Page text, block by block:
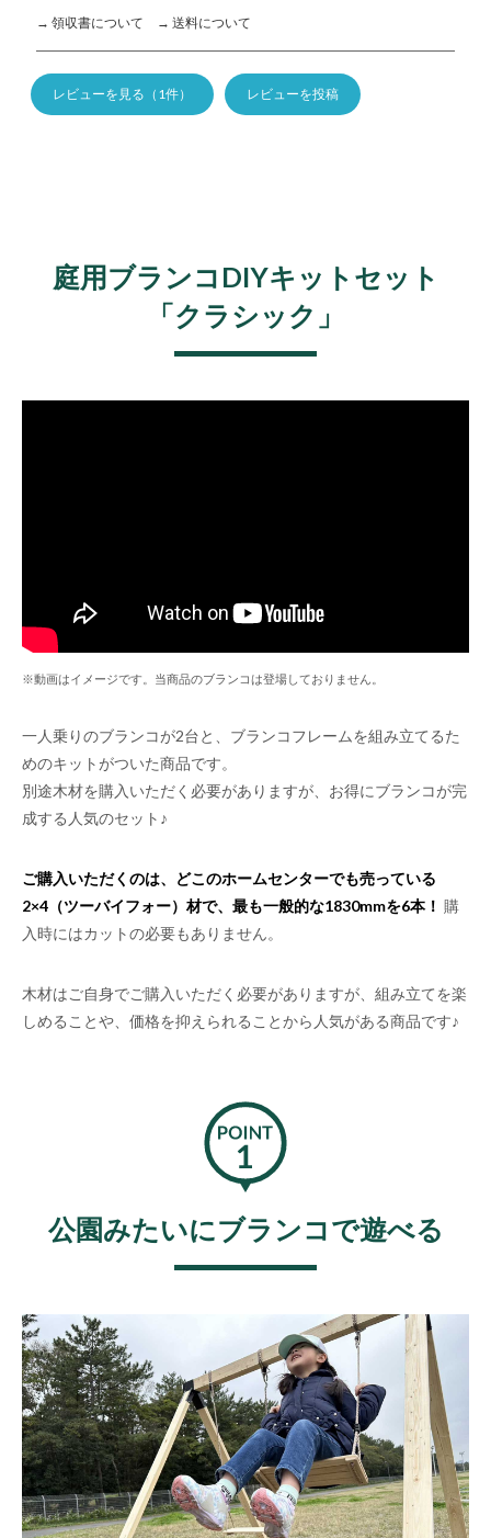
→ 領収書について → 送料について
レビューを見る（1件） レビューを投稿
庭用ブランコDIYキットセット
「クラシック」
※動画はイメージです。当商品のブランコは登場しておりません。
一人乗りのブランコが2台と、ブランコフレームを組み立てるた
めのキットがついた商品です。
別途木材を購入いただく必要がありますが、お得にブランコが完
成する人気のセット♪
ご購入いただくのは、どこのホームセンターでも売っている
2×4（ツーバイフォー）材で、最も一般的な1830mmを6本！ 購
入時にはカットの必要もありません。
木材はご自身でご購入いただく必要がありますが、組み立てを楽
しめることや、価格を抑えられることから人気がある商品です♪
公園みたいにブランコで遊べる